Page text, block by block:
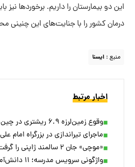
این دو بیمارستان را داریم. برخورد‌ها
درمان کشور را با جنایت‌های این چنینی
منبع : ايسنا
اخبار مرتبط
وقوع زمین‌لرزه ۶.۹ ریشتری در چین + ویدئو
ماجرای تیراندازی در بزرگراه امام
«موچی» جان ۲ سالمند ژاپنی را گرفت
واژگونی سرویس مدرسه؛ ۱۱ دانش‌آموز مصدوم شدند